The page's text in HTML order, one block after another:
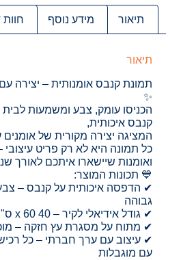
תיאור מידע נוסף חוות
תיאור
תמונת קנבס אומנותית – יצירה
✨
הכניסו עומק, צבע ומשמעות
קנבס איכותית,
המציגה יצירה מקורית של אומנים
כל תמונה היא לא רק פריט
ואומנות שיישארו איתכם לאורך
💙 תכונות המוצר:
✔ הדפסה איכותית על קנבס –
גבוהה
✔ גודל אידיאלי לקיר – 40 x 60 ס"מ, מתאים לכל חלל
✔ מתוח על מסגרת עץ חזקה –
✔ עיצוב עם ערך חברתי – כל
עם מוגבלות